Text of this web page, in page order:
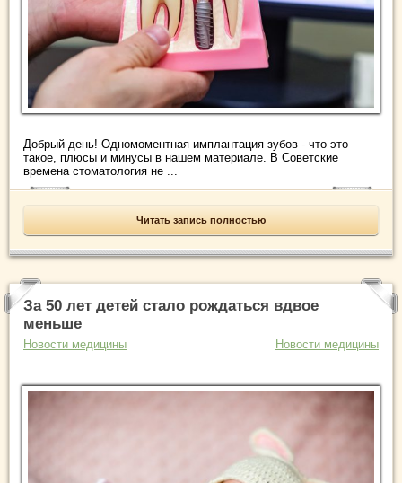
Добрый день! Одномоментная имплантация зубов - что это
такое, плюсы и минусы в нашем материале. В Советские
времена стоматология не ...
Читать запись полностью
За 50 лет детей стало рождаться вдвое
меньше
Новости медицины Новости медицины